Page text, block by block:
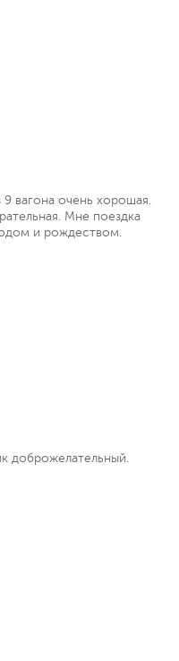
9 вагона очень хорошая.
Мне поездка
и рождеством.
доброжелательный.